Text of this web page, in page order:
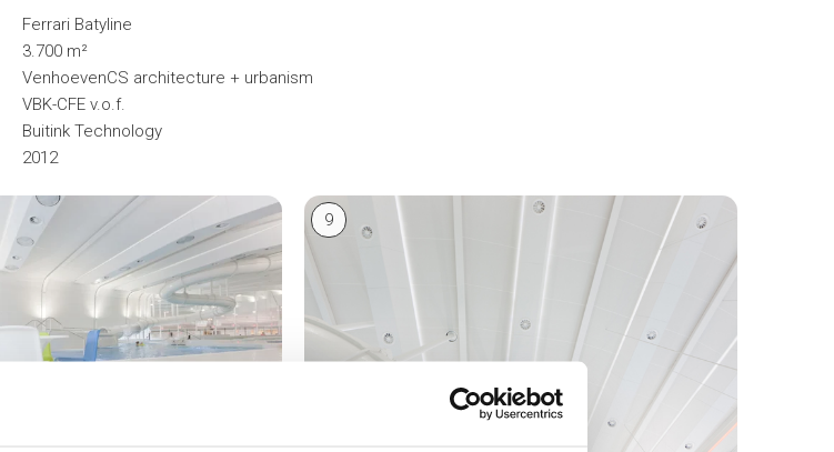
Ferrari Batyline
3.700 m²
VenhoevenCS architecture + urbanism
VBK-CFE v.o.f.
Buitink Technology
2012
9